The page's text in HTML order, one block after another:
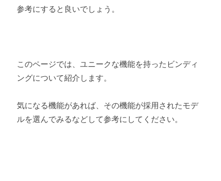
参考にすると良いでしょう。
このページでは、ユニークな機能を持ったビンディ
ングについて紹介します。
気になる機能があれば、その機能が採用されたモデ
ルを選んでみるなどして参考にしてください。